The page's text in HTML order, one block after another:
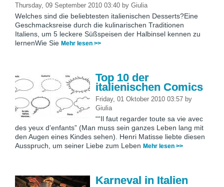
Thursday, 09 September 2010 03:40 by Giulia
Welches sind die beliebtesten italienischen Desserts?Eine
Geschmacksreise durch die kulinarischen Traditionen
Italiens, um 5 leckere Süßspeisen der Halbinsel kennen zu
lernenWie Sie Mehr lesen >>
Top 10 der
italienischen Comics
Friday, 01 Oktober 2010 03:57 by
Giulia
““Il faut regarder toute sa vie avec
des yeux d’enfants” (Man muss sein ganzes Leben lang mit
den Augen eines Kindes sehen). Henri Matisse liebte diesen
Ausspruch, um seiner Liebe zum Leben Mehr lesen >>
Karneval in Italien